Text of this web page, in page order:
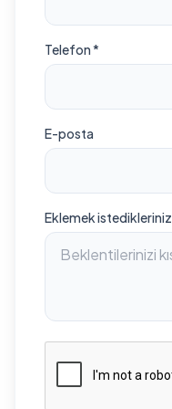
Telefon *
E-posta
Eklemek istedikleriniz